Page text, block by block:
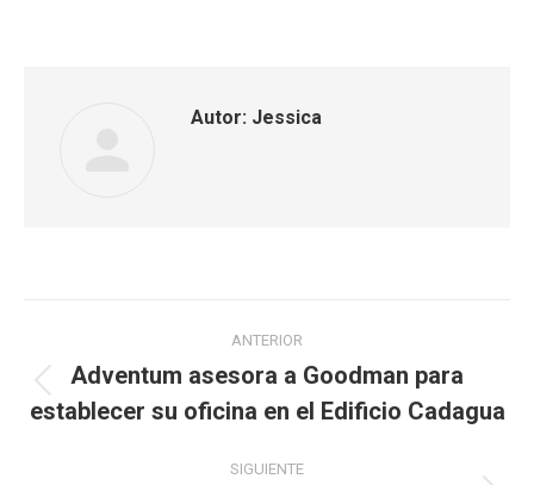
Autor: Jessica
Navegación
entre
publicaciones
ANTERIOR
anterior:
Adventum asesora a Goodman para
establecer su oficina en el Edificio Cadagua
SIGUIENTE